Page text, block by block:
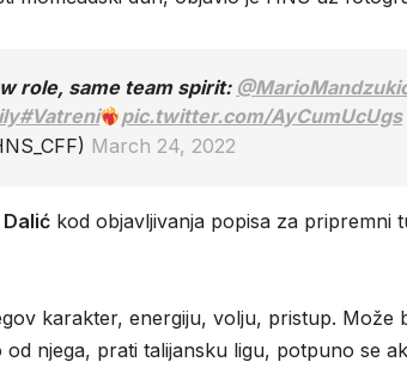
role, same team spirit:
#Vatreni
pic.twitter.com/AyCumUcUgs
March 24, 2022
kod objavljivanja popisa za pripremni
karakter, energiju, volju, pristup. Može
od njega, prati talijansku ligu, potpuno se